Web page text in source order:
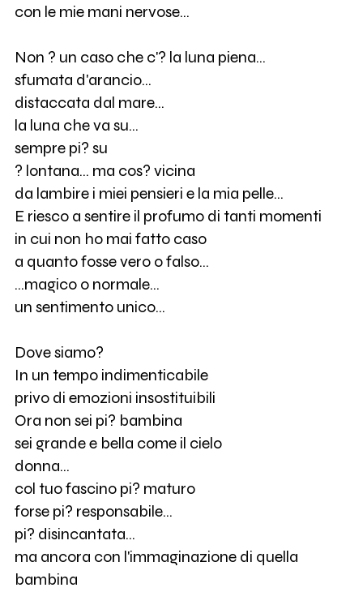
con le mie mani nervose...
Non ? un caso che c'? la luna piena...
sfumata d'arancio...
distaccata dal mare...
la luna che va su...
sempre pi? su
? lontana... ma cos? vicina
da lambire i miei pensieri e la mia pelle...
E riesco a sentire il profumo di tanti momenti
in cui non ho mai fatto caso
a quanto fosse vero o falso...
...magico o normale...
un sentimento unico...
Dove siamo?
In un tempo indimenticabile
privo di emozioni insostituibili
Ora non sei pi? bambina
sei grande e bella come il cielo
donna...
col tuo fascino pi? maturo
forse pi? responsabile...
pi? disincantata...
ma ancora con l'immaginazione di quella
bambina